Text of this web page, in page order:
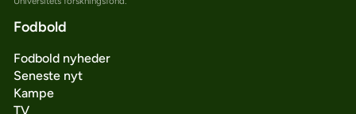
Fodbold
Fodbold nyheder
Seneste nyt
Kampe
TV